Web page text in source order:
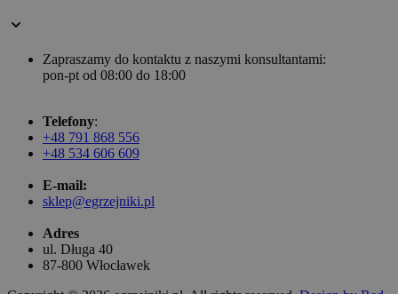
Zapraszamy do kontaktu z naszymi konsultantami:
pon-pt od 08:00 do 18:00
Telefony:
+48 791 868 556
+48 534 606 609
E-mail:
sklep@egrzejniki.pl
Adres
ul. Długa 40
87-800 Włocławek